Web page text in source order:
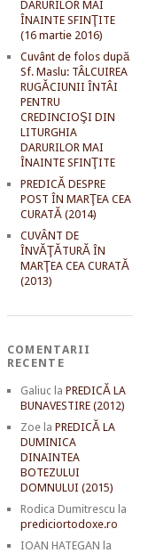
DARURILOR MAI
ÎNAINTE SFINŢITE
(16 martie 2016)
Cuvânt de folos după
Sf. Maslu: TÂLCUIREA
RUGĂCIUNII ÎNTÂI
PENTRU
CREDINCIOŞI DIN
LITURGHIA
DARURILOR MAI
ÎNAINTE SFINŢITE
PREDICĂ DESPRE
POST ÎN MARŢEA CEA
CURATĂ (2014)
CUVÂNT DE
ÎNVĂŢĂTURĂ ÎN
MARŢEA CEA CURATĂ
(2013)
COMENTARII
RECENTE
Galiucla PREDICĂ LA
BUNAVESTIRE (2012)
Zoela PREDICĂ LA
DUMINICA
DINAINTEA
BOTEZULUI
DOMNULUI (2015)
Rodica Dumitrescu la
prediciortodoxe.ro
IOAN HATEGAN la